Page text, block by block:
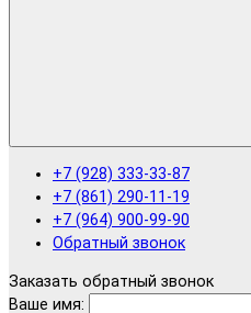
+7 (928) 333-33-87
+7 (861) 290-11-19
+7 (964) 900-99-90
Обратный звонок
Заказать обратный звонок
Ваше имя: